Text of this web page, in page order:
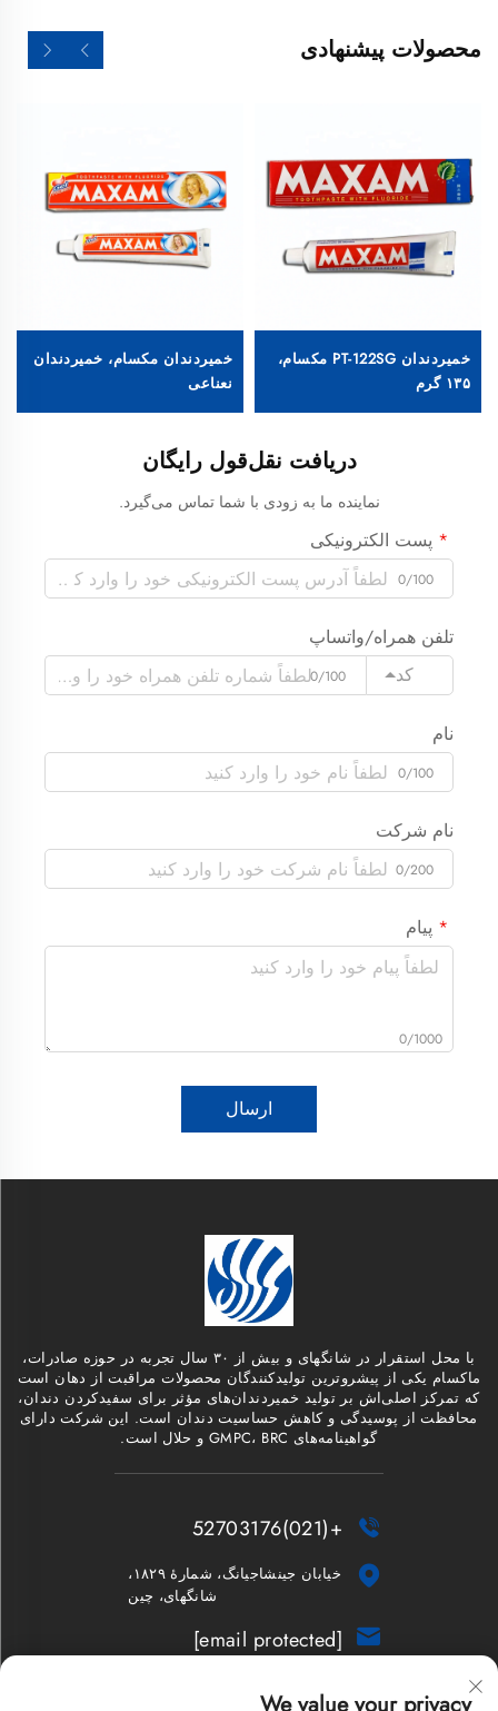
محصولات پیشنهادی
خمیردندان PT-122SG مکسام،
۱۳۵ گرم
خمیردندان مکسام، خمیردندان
نعناعی
دریافت نقل‌قول رایگان
نماینده ما به زودی با شما تماس می‌گیرد.
پست الکترونیکی
0/100
تلفن همراه/واتساپ
کد
0/100
نام
0/100
نام شرکت
0/200
پیام
0/1000
ارسال
با محل استقرار در شانگهای و بیش از ۳۰ سال تجربه در حوزه صادرات،
ماکسام یکی از پیشروترین تولیدکنندگان محصولات مراقبت از دهان است
که تمرکز اصلی‌اش بر تولید خمیردندان‌های مؤثر برای سفیدکردن دندان،
محافظت از پوسیدگی و کاهش حساسیت دندان است. این شرکت دارای
گواهینامه‌های GMPC، BRC و حلال است.

+(021)52703176

خیابان جینشاجیانگ، شمارهٔ ۱۸۲۹،
شانگهای، چین

[email protected]
خبرنامه